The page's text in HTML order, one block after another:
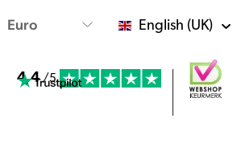
English (UK)
4.4 /5